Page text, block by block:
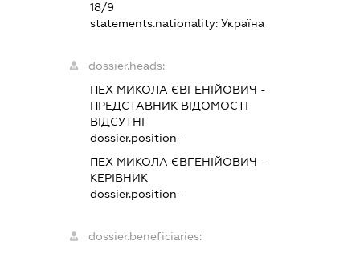
18/9
statements.nationality: Україна
dossier.heads:
ПЕХ МИКОЛА ЄВГЕНІЙОВИЧ -
ПРЕДСТАВНИКВІДОМОСТІ
ВІДСУТНІ
dossier.position -
ПЕХ МИКОЛА ЄВГЕНІЙОВИЧ -
КЕРІВНИК
dossier.position -
dossier.beneficiaries: